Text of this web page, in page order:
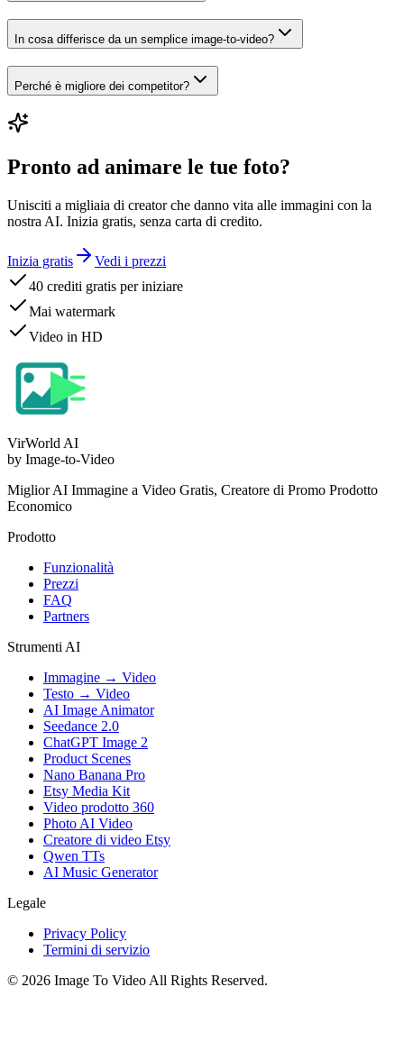
In cosa differisce da un semplice image-to-video?
Perché è migliore dei competitor?
Pronto ad animare le tue foto?
Unisciti a migliaia di creator che danno vita alle immagini con la
nostra AI. Inizia gratis, senza carta di credito.
Inizia gratis
Vedi i prezzi
40 crediti gratis per iniziare
Mai watermark
Video in HD
VirWorld AI
by Image-to-Video
Miglior AI Immagine a Video Gratis, Creatore di Promo Prodotto
Economico
Prodotto
Funzionalità
Prezzi
FAQ
Partners
Strumenti AI
Immagine → Video
Testo → Video
AI Image Animator
Seedance 2.0
ChatGPT Image 2
Product Scenes
Nano Banana Pro
Etsy Media Kit
Video prodotto 360
Photo AI Video
Creatore di video Etsy
Qwen TTs
AI Music Generator
Legale
Privacy Policy
Termini di servizio
© 2026 Image To Video All Rights Reserved.